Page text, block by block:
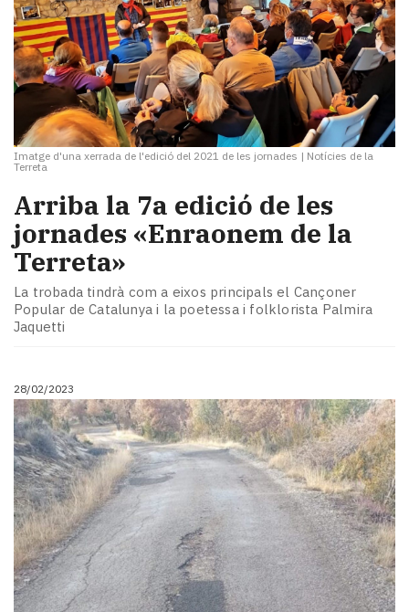
Imatge d'una xerrada de l'edició del 2021 de les jornades | Notícies de la
Terreta
Arriba la 7a edició de les
jornades «Enraonem de la
Terreta»
La trobada tindrà com a eixos principals el Cançoner
Popular de Catalunya i la poetessa i folklorista Palmira
Jaquetti
28/02/2023